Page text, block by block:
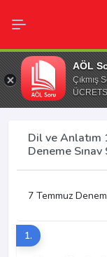
AÖL
Çıkmış
Dil ve Anlatım
Deneme Sınav
7 Temmuz
1.